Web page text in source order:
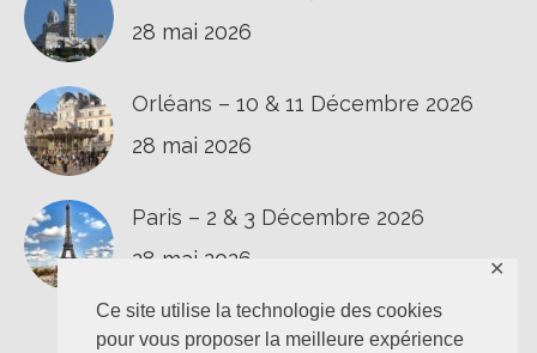
Ce site utilise la technologie des cookies
pour vous proposer la meilleure expérience
✕
28 mai 2026
Orléans – 10 & 11 Décembre 2026
28 mai 2026
Paris – 2 & 3 Décembre 2026
28 mai 2026